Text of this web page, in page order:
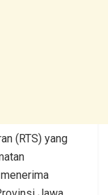
(RTS) yang